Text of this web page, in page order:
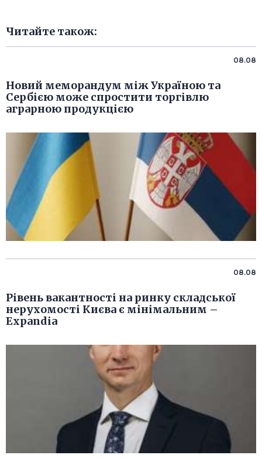
Читайте також:
08.08
Новий меморандум між Україною та
Сербією може спростити торгівлю
аграрною продукцією
08.08
Рівень вакантності на ринку складської
нерухомості Києва є мінімальним –
Expandia